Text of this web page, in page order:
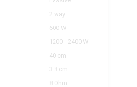
2 way
600 W
1200 - 2400 W
40 cm
3.8 cm
8 Ohm